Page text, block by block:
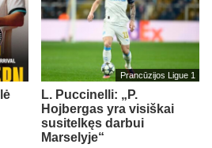
Prancūzijos Ligue 1
L. Puccinelli: „P.
Hojbergas yra visiškai
susitelkęs darbui
Marselyje“